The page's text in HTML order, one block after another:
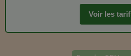
Voir les